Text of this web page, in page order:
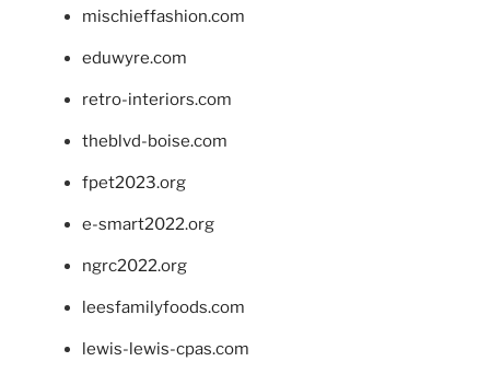
mischieffashion.com
eduwyre.com
retro-interiors.com
theblvd-boise.com
fpet2023.org
e-smart2022.org
ngrc2022.org
leesfamilyfoods.com
lewis-lewis-cpas.com